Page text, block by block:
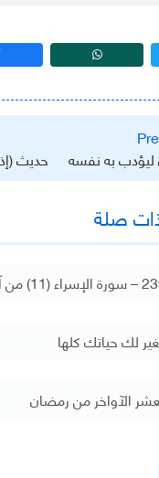
ليؤدب به نفسه
حديث
صلة
لك حياتك كلها
الآواخر من رمضان